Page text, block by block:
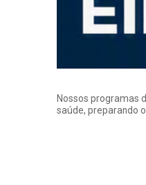
Nossos programas
saúde, preparando